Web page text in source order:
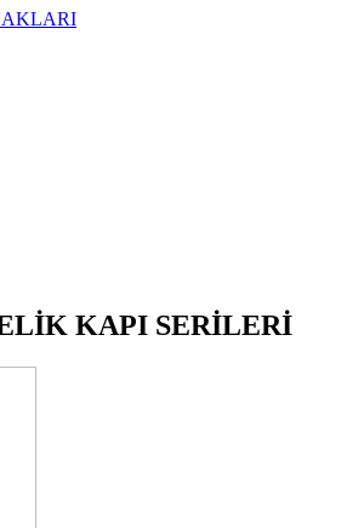
KAPI SERİLERİ